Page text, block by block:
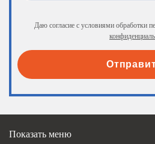
Даю согласие с условиями обработки
Показать меню